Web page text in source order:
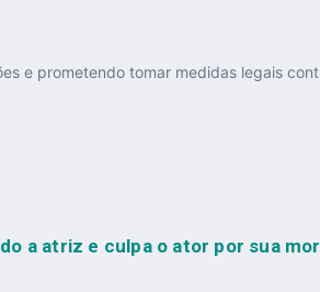
e prometendo tomar medidas legais
a atriz e culpa o ator por sua